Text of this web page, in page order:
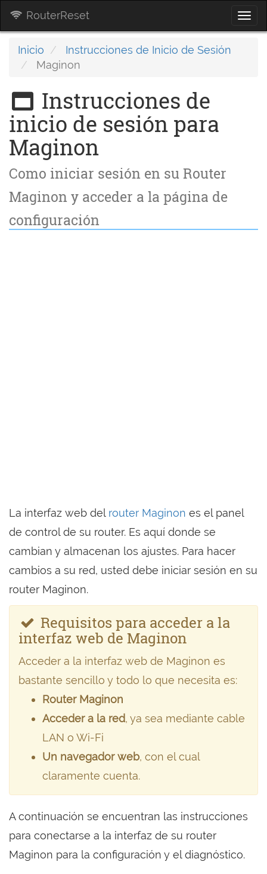
RouterReset
Inicio
Instrucciones de Inicio de Sesión
Maginon
Instrucciones de
inicio de sesión para
Maginon
Como iniciar sesión en su Router
Maginon y acceder a la página de
configuración
La interfaz web del router Maginon es el panel
de control de su router. Es aquí donde se
cambian y almacenan los ajustes. Para hacer
cambios a su red, usted debe iniciar sesión en su
router Maginon.
Requisitos para acceder a la
interfaz web de Maginon
Acceder a la interfaz web de Maginon es
bastante sencillo y todo lo que necesita es:
Router Maginon
Acceder a la red, ya sea mediante cable
LAN o Wi-Fi
Un navegador web, con el cual
claramente cuenta.
A continuación se encuentran las instrucciones
para conectarse a la interfaz de su router
Maginon para la configuración y el diagnóstico.